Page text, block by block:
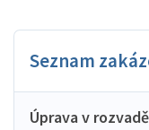
Seznam
Úprava v